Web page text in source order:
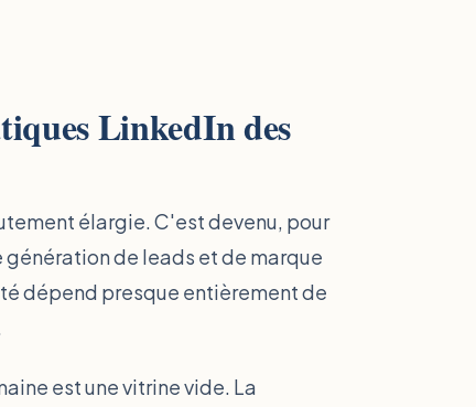
LinkedIn des
élargie. C'est devenu, pour
de leads et de marque
dépend presque entièrement de
est une vitrine vide. La